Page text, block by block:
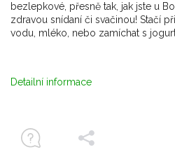
bezlepkové, přesně tak, jak jste u
zdravou snídaní či svačinou! Stačí
vodu, mléko, nebo zamíchat s
Detailní informace